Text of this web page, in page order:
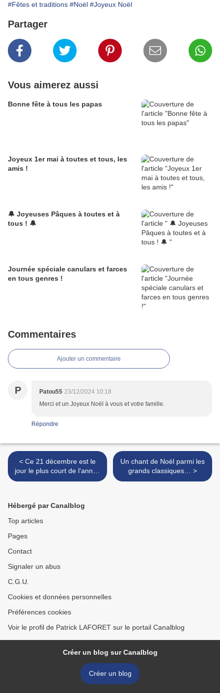
#Fêtes et traditions #Noël #Joyeux Noël
Partager
Vous aimerez aussi
Bonne fête à tous les papas
Joyeux 1er mai à toutes et tous, les
amis !
🔔 Joyeuses Pâques à toutes et à
tous ! 🔔
Journée spéciale canulars et farces
en tous genres !
Commentaires
Ajouter un commentaire
P Patou55 23/12/2024 10:18
Merci et un Joyeux Noël à vous et votre famille.
Répondre
< Ce 21 décembre est le
jour le plus court de l'année
!
Un chant de Noël parmi les
grands classiques… >
Hébergé par Canalblog
Top articles
Pages
Contact
Signaler un abus
C.G.U.
Cookies et données personnelles
Préférences cookies
Voir le profil de Patrick LAFORET sur le portail Canalblog
Créer un blog sur Canalblog
Créer un blog